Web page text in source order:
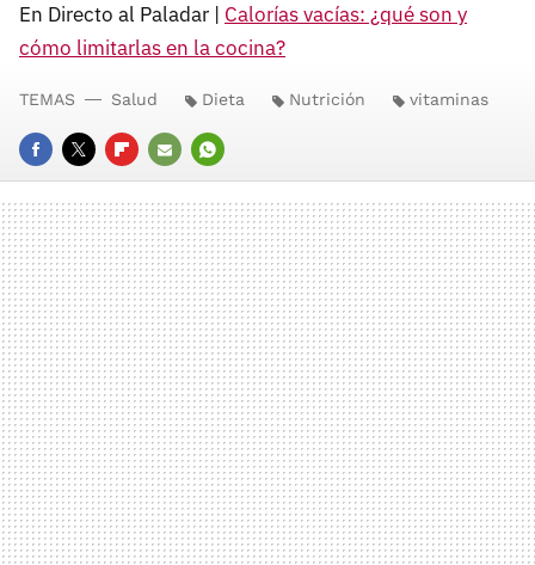
En Directo al Paladar | Calorías vacías: ¿qué son y
cómo limitarlas en la cocina?
FACEBOOK
TWITTERFLIPBOARD
E-
MAIL
WHATSAPP
TEMAS Salud Dieta Nutrición vitaminas